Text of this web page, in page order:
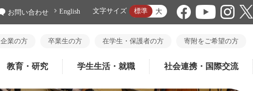
お問い合わせ English 文字サイズ 標準 大
企業の方 卒業生の方 在学生・保護者の方 寄附をご希望の方
教育・研究 学生生活・就職 社会連携・国際交流